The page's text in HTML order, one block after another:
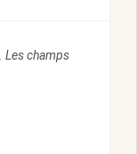
Les champs